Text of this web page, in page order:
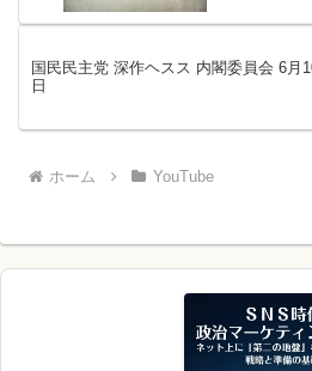
移民はもう
国民民主党 深作ヘスス 内閣委員会 6月
日
ホーム YouTube